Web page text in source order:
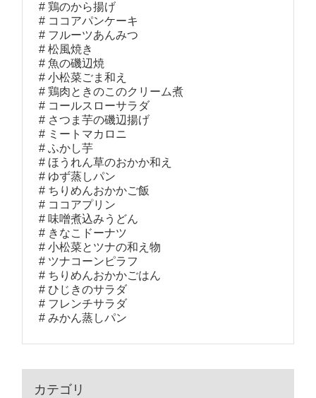
鶏のから揚げ
ココアパンケーキ
フルーツあんみつ
松風焼き
魚の磯辺焼
小松菜ごま和え
鶏肉ときのこのクリーム煮
コールスローサラダ
さつま芋の磯辺揚げ
ミートマカロニ
ふかし芋
ほうれん草のおかか和え
ゆず蒸しパン
ちりめんおかかご飯
ココアプリン
味噌煮込みうどん
きなこドーナツ
小松菜とツナの和え物
ツナコーンピラフ
ちりめんおかかごはん
ひじきのサラダ
フレンチサラダ
みかん蒸しパン
カテゴリ